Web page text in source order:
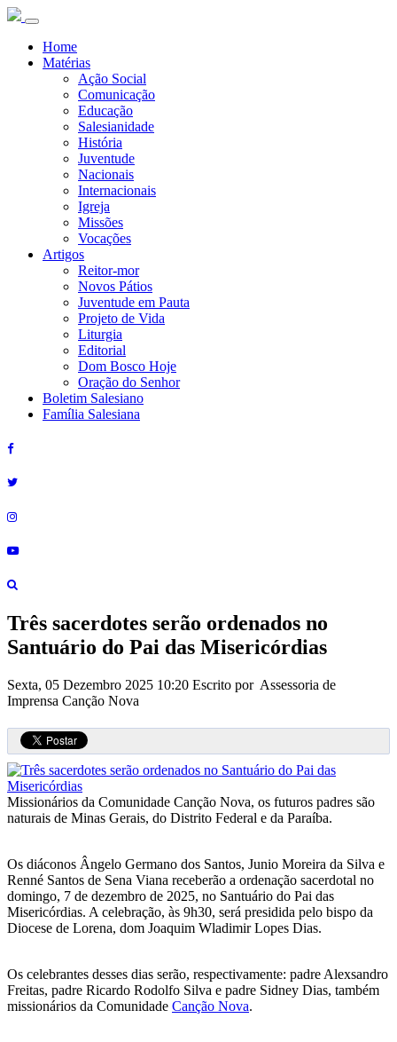
Home
Matérias
Ação Social
Comunicação
Educação
Salesianidade
História
Juventude
Nacionais
Internacionais
Igreja
Missões
Vocações
Artigos
Reitor-mor
Novos Pátios
Juventude em Pauta
Projeto de Vida
Liturgia
Editorial
Dom Bosco Hoje
Oração do Senhor
Boletim Salesiano
Família Salesiana
Três sacerdotes serão ordenados no
Santuário do Pai das Misericórdias
Sexta, 05 Dezembro 2025 10:20 Escrito por Assessoria de
Imprensa Canção Nova
Missionários da Comunidade Canção Nova, os futuros padres são
naturais de Minas Gerais, do Distrito Federal e da Paraíba.
Os diáconos Ângelo Germano dos Santos, Junio Moreira da Silva e
Renné Santos de Sena Viana receberão a ordenação sacerdotal no
domingo, 7 de dezembro de 2025, no Santuário do Pai das
Misericórdias. A celebração, às 9h30, será presidida pelo bispo da
Diocese de Lorena, dom Joaquim Wladimir Lopes Dias.
Os celebrantes desses dias serão, respectivamente: padre Alexsandro
Freitas, padre Ricardo Rodolfo Silva e padre Sidney Dias, também
missionários da Comunidade Canção Nova.